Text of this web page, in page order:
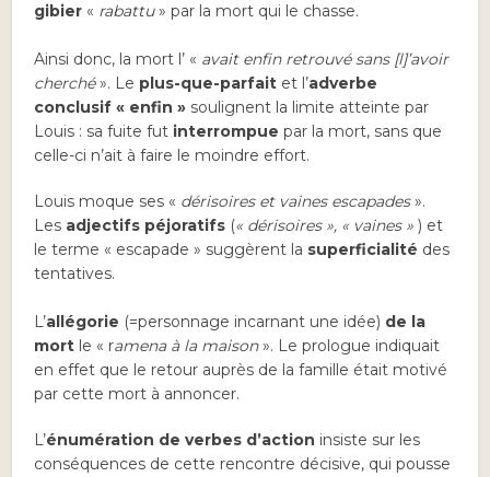
gibier « rabattu» par la mort qui le chasse.
Ainsi donc, la mort l’ « avait enfin retrouvé sans [l]’avoir
cherché». Le plus-que-parfait et l’adverbe
conclusif « enfin » soulignent la limite atteinte par
Louis : sa fuite fut interrompue par la mort, sans que
celle-ci n’ait à faire le moindre effort.
Louis moque ses « dérisoires et vaines escapades».
Les adjectifs péjoratifs (« dérisoires », « vaines » ) et
le terme « escapade » suggèrent la superficialité des
tentatives.
L’allégorie (=personnage incarnant une idée) de la
mort le « ramena à la maison». Le prologue indiquait
en effet que le retour auprès de la famille était motivé
par cette mort à annoncer.
L’énumération de verbes d’action insiste sur les
conséquences de cette rencontre décisive, qui pousse